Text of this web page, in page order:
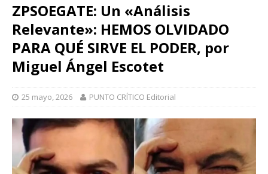
ZPSOEGATE: Un «Análisis
Relevante»: HEMOS OLVIDADO
PARA QUÉ SIRVE EL PODER, por
Miguel Ángel Escotet
25 mayo, 2026 PUNTO CRÍTICO Editorial